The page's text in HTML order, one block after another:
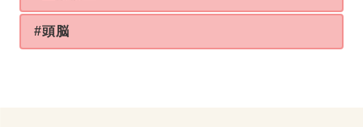
#頭脳